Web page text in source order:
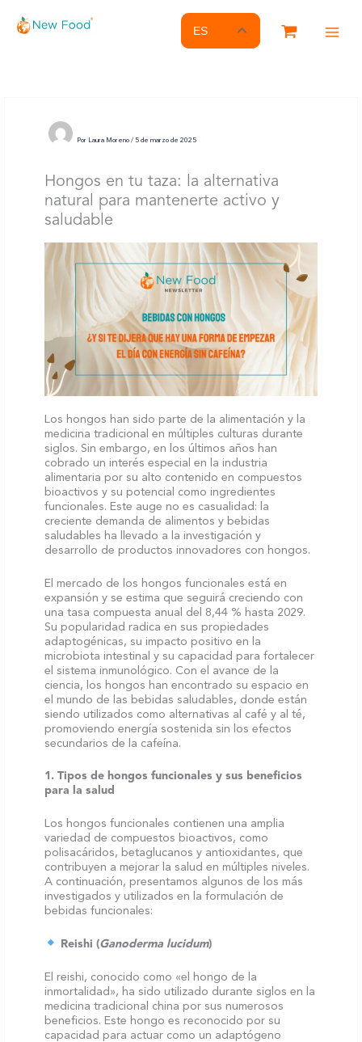
contenido
ES
Por Laura Moreno/ 5 de marzo de 2025
Hongos en tu taza: la alternativa
natural para mantenerte activo y
saludable
Los hongos han sido parte de la alimentación y la
medicina tradicional en múltiples culturas durante
siglos. Sin embargo, en los últimos años han
cobrado un interés especial en la industria
alimentaria por su alto contenido en compuestos
bioactivos y su potencial como ingredientes
funcionales. Este auge no es casualidad: la
creciente demanda de alimentos y bebidas
saludables ha llevado a la investigación y
desarrollo de productos innovadores con hongos.
El mercado de los hongos funcionales está en
expansión y se estima que seguirá creciendo con
una tasa compuesta anual del 8,44 % hasta 2029.
Su popularidad radica en sus propiedades
adaptogénicas, su impacto positivo en la
microbiota intestinal y su capacidad para fortalecer
el sistema inmunológico. Con el avance de la
ciencia, los hongos han encontrado su espacio en
el mundo de las bebidas saludables, donde están
siendo utilizados como alternativas al café y al té,
promoviendo energía sostenida sin los efectos
secundarios de la cafeína.
1. Tipos de hongos funcionales y sus beneficios
para la salud
Los hongos funcionales contienen una amplia
variedad de compuestos bioactivos, como
polisacáridos, betaglucanos y antioxidantes, que
contribuyen a mejorar la salud en múltiples niveles.
A continuación, presentamos algunos de los más
investigados y utilizados en la formulación de
bebidas funcionales:
Reishi (Ganoderma lucidum)
El reishi, conocido como «el hongo de la
inmortalidad», ha sido utilizado durante siglos en la
medicina tradicional china por sus numerosos
beneficios. Este hongo es reconocido por su
capacidad para actuar como un adaptógeno